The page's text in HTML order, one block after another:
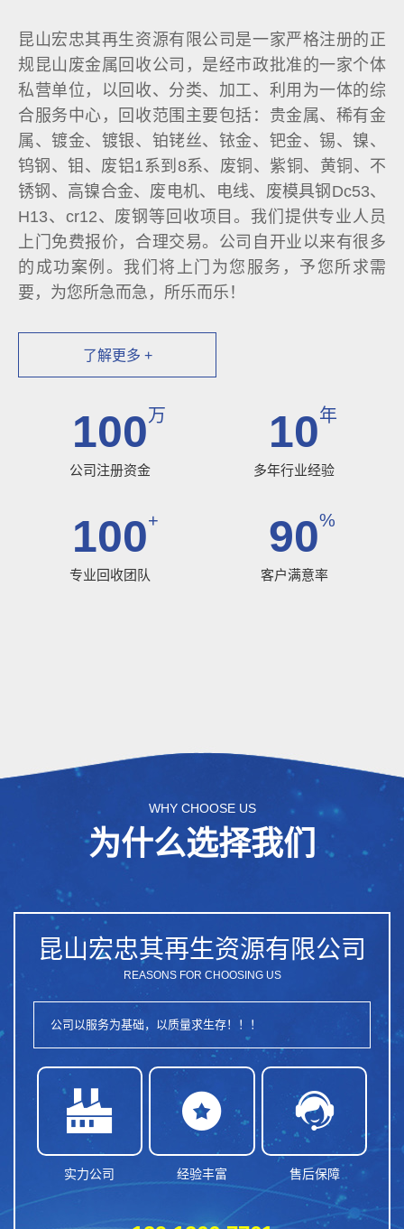
昆山宏忠其再生资源有限公司是一家严格注册的正
规昆山废金属回收公司，是经市政批准的一家个体
私营单位，以回收、分类、加工、利用为一体的综
合服务中心，回收范围主要包括：贵金属、稀有金
属、镀金、镀银、铂铑丝、铱金、钯金、锡、镍、
钨钢、钼、废铝1系到8系、废铜、紫铜、黄铜、不
锈钢、高镍合金、废电机、电线、废模具钢Dc53、
H13、cr12、废钢等回收项目。我们提供专业人员
上门免费报价，合理交易。公司自开业以来有很多
的成功案例。我们将上门为您服务，予您所求需
要，为您所急而急，所乐而乐！
了解更多 +
100万
公司注册资金
10年
多年行业经验
100+
专业回收团队
90%
客户满意率
WHY CHOOSE US
为什么选择我们
昆山宏忠其再生资源有限公司
REASONS FOR CHOOSING US
公司以服务为基础，以质量求生存！！！

实力公司

经验丰富

售后保障